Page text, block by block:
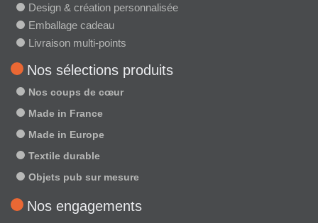
Design & création personnalisée
Emballage cadeau
Livraison multi-points
Nos sélections produits
Nos coups de cœur
Made in France
Made in Europe
Textile durable
Objets pub sur mesure
Nos engagements